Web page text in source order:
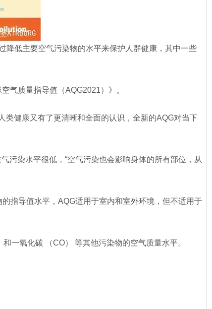
降低主要空气污染物的水平来保护人群健康，其中一些
气质量指导值（AQG2021）》。
类健康又有了更清晰和全面的认识，全新的AQG对当下
污染水平很低，“空气污染也会影响身体的所有部位，从
指导值水平，AQG适用于室内和室外环境，但不适用于
一氧化碳 （CO） 等其他污染物的空气质量水平。